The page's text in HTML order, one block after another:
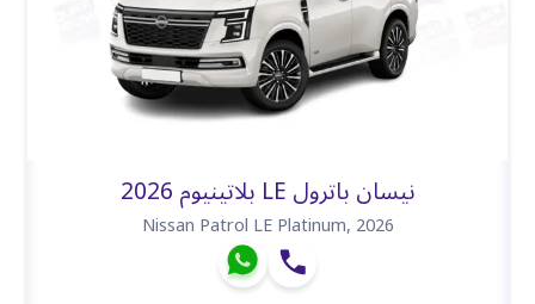
نيسان باترول LE بلاتينيوم 2026
Nissan Patrol LE Platinum,2026